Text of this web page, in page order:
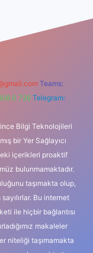
Teams:
0 726 Telegram:
Bilgi Teknolojileri
bir Yer Sağlayıcı
içerikleri proaktif
bulunmamaktadır.
taşımakta olup,
Bu internet
ile hiçbir bağlantısı
makaleler
niteliği taşımamakta